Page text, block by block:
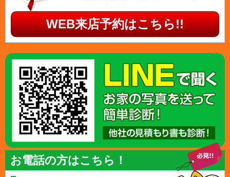
WEB来店予約はこちら!!
お電話の方はこちら！